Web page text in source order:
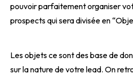
pouvoir parfaitement organiser
prospects qui sera divisée en
Les objets ce sont des base de
sur la nature de votre lead. On